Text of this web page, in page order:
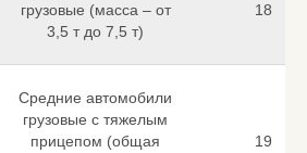
грузовые (масса – от
3,5 т до 7,5 т)
18
Средние автомобили
грузовые с тяжелым
прицепом (общая
19